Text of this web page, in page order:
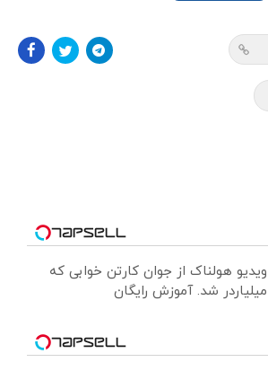
ویدیو هولناک از جوان کارتن خوابی که
میلیاردر شد. آموزش رایگان